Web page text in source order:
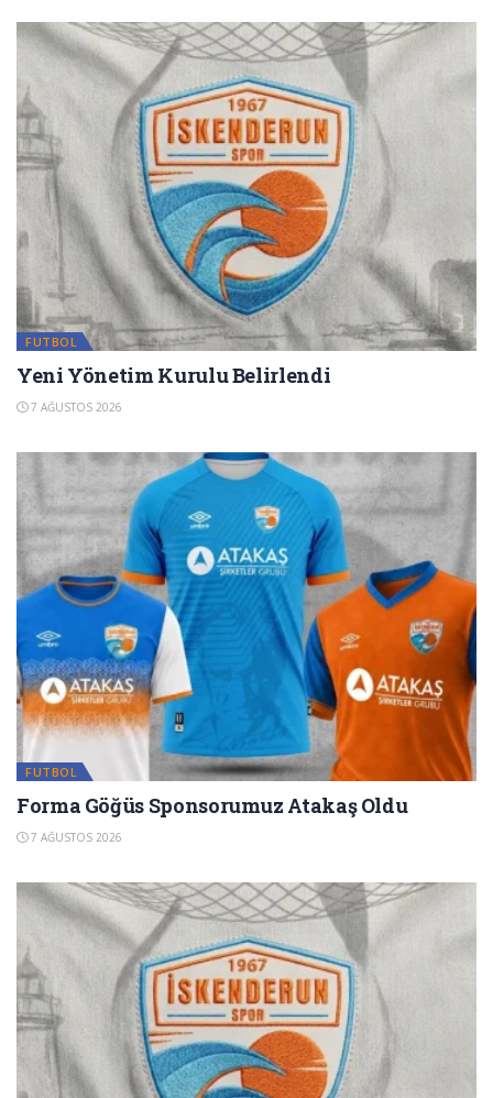
FUTBOL
Yeni Yönetim Kurulu Belirlendi
7 AĞUSTOS 2026
FUTBOL
Forma Göğüs Sponsorumuz Atakaş Oldu
7 AĞUSTOS 2026